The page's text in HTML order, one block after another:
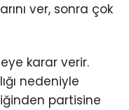
ver, sonra çok
karar verir.
nedeniyle
partisine